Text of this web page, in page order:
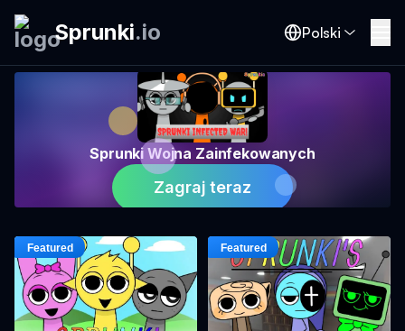
Sprunki.io Polski
Sprunki Wojna Zainfekowanych
Zagraj teraz